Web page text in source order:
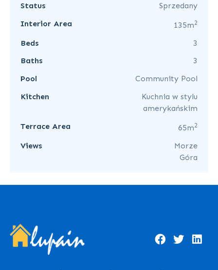
Status
Sprzedany
Interior Area
135m2
Beds
3
Baths
3
Pool
Community Pool
Kitchen
Kuchnia w stylu
amerykańskim
Terrace Area
65m2
Views
Morze
Góra